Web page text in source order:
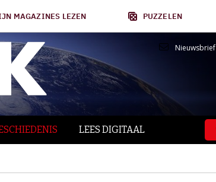
MAGAZINES LEZEN PUZZELEN
Nieuwsbrief
LEES DIGITAAL